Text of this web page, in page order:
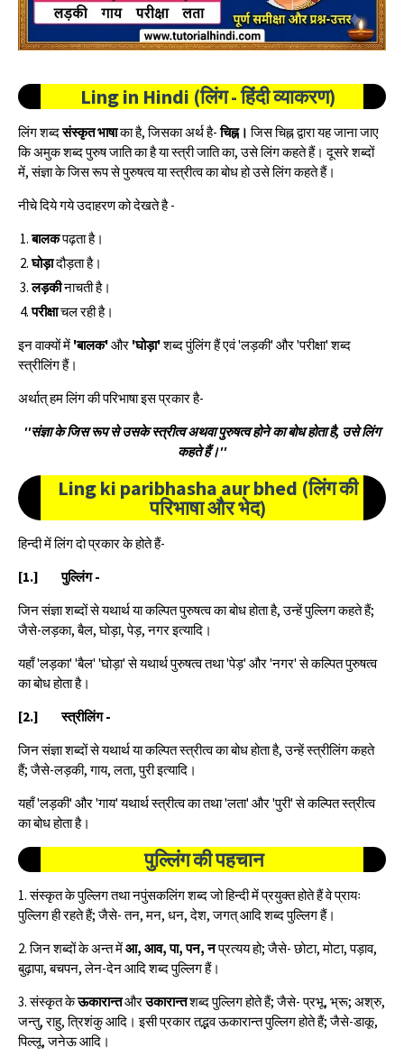
Ling in Hindi (लिंग - हिंदी व्याकरण)
लिंग शब्दसंस्कृत भाषाका है, जिसका अर्थ है-चिह्न। जिस चिह्न द्वारा यह जाना जाए
कि अमुक शब्द पुरुष जाति का है या स्त्री जाति का, उसे लिंग कहते हैं। दूसरे शब्दों
में, संज्ञा के जिस रूप से पुरुषत्व या स्त्रीत्व का बोध हो उसे लिंग कहते हैं।
नीचे दिये गये उदाहरण को देखते है -
बालकपढ़ता है।
घोड़ादौड़ता है।
लड़कीनाचती है।
परीक्षाचल रही है।
इन वाक्यों में 'बालक'और 'घोड़ा'शब्द पुंलिंग हैं एवं 'लड़की' और 'परीक्षा' शब्द
स्त्रीलिंग हैं।
अर्थात् हम लिंग की परिभाषा इस प्रकार है-
''संज्ञा के जिस रूप से उसके स्त्रीत्वअथवा पुरुषत्वहोने का बोध होता है, उसे लिंग
कहते हैं।''
Ling ki paribhasha aur bhed (लिंग की
परिभाषा और भेद)
हिन्दी में लिंग दो प्रकार के होते हैं-
[1.]
पुल्लिंग -
जिन संज्ञा शब्दों से यथार्थ या कल्पित पुरुषत्व का बोध होता है, उन्हें पुल्लिग कहते हैं;
जैसे-लड़का, बैल, घोड़ा, पेड़, नगर इत्यादि।
यहाँ 'लड़का' 'बैल' 'घोड़ा' से यथार्थ पुरुषत्व तथा 'पेड़' और 'नगर' से कल्पित पुरुषत्व
का बोध होता है।
[2.]
स्त्रीलिंग -
जिन संज्ञा शब्दों से यथार्थ या कल्पित स्त्रीत्व का बोध होता है, उन्हें स्त्रीलिंग कहते
हैं; जैसे-लड़की, गाय, लता, पुरी इत्यादि।
यहाँ 'लड़की' और 'गाय' यथार्थ स्त्रीत्व का तथा 'लता' और 'पुरी' से कल्पित स्त्रीत्व
का बोध होता है।
पुल्लिंग की पहचान
1. संस्कृत के पुल्लिग तथा नपुंसकलिंग शब्द जो हिन्दी में प्रयुक्त होते हैं वे प्रायः
पुल्लिग ही रहते हैं; जैसे- तन, मन, धन, देश, जगत् आदि शब्द पुल्लिग हैं।
2. जिन शब्दों के अन्त मेंआ, आव, पा, पन, नप्रत्यय हो; जैसे- छोटा, मोटा, पड़ाव,
बुढ़ापा, बचपन, लेन-देन आदि शब्द पुल्लिग हैं।
3. संस्कृत केऊकारान्तऔरउकारान्तशब्द पुल्लिग होते हैं; जैसे- प्रभू, भ्रू; अश्रु,
जन्तु, राहु, त्रिशंकु आदि। इसी प्रकार तद्भव ऊकारान्त पुल्लिग होते हैं; जैसे-डाकू,
पिल्लू, जनेऊ आदि।